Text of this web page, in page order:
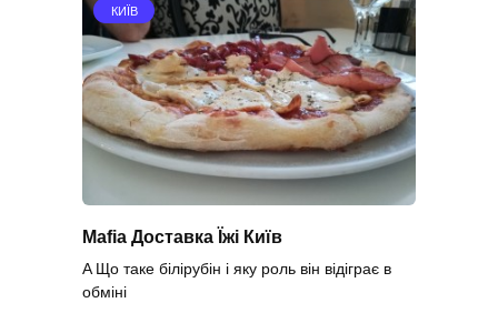
КИЇВ
Mafia Доставка Їжі Київ
A Що таке білірубін і яку роль він відіграє в
обміні